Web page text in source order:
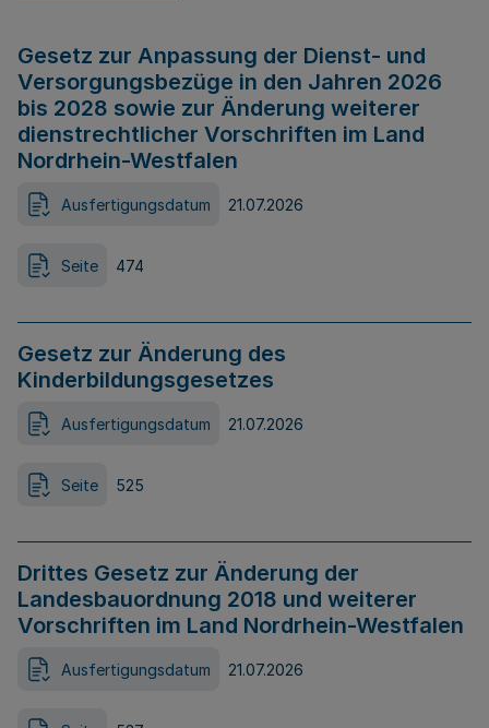
Gesetz zur Anpassung der Dienst- und
Versorgungsbezüge in den Jahren 2026
bis 2028 sowie zur Änderung weiterer
dienstrechtlicher Vorschriften im Land
Nordrhein-Westfalen
Ausfertigungsdatum 21.07.2026
Seite 474
Gesetz zur Änderung des
Kinderbildungsgesetzes
Ausfertigungsdatum 21.07.2026
Seite 525
Drittes Gesetz zur Änderung der
Landesbauordnung 2018 und weiterer
Vorschriften im Land Nordrhein-Westfalen
Ausfertigungsdatum 21.07.2026